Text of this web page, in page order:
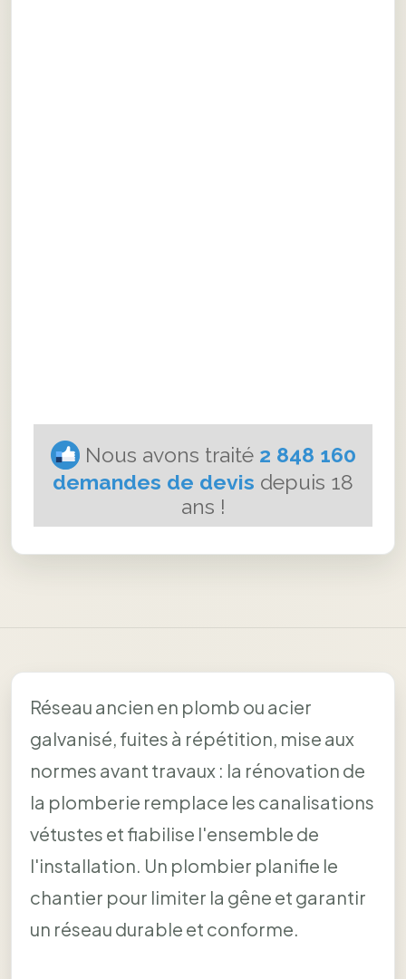
Réseau ancien en plomb ou acier
galvanisé, fuites à répétition, mise aux
normes avant travaux : la rénovation de
la plomberie remplace les canalisations
vétustes et fiabilise l'ensemble de
l'installation. Un plombier planifie le
chantier pour limiter la gêne et garantir
un réseau durable et conforme.